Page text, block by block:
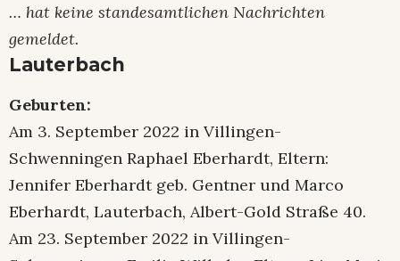
… hat keine standesamtlichen Nachrichten
gemeldet.
Lauterbach
Geburten:
Am 3. September 2022 in Villingen-
Schwenningen Raphael Eberhardt, Eltern:
Jennifer Eberhardt geb. Gentner und Marco
Eberhardt, Lauterbach, Albert-Gold Straße 40.
Am 23. September 2022 in Villingen-